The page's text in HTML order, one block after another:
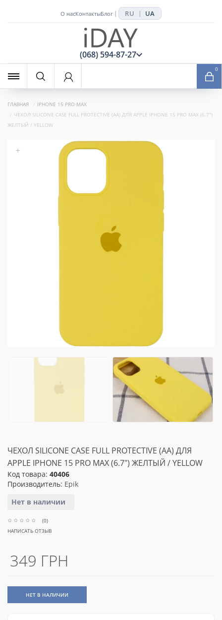
О насКонтактыБлог | RU | UA
(068) 594-87-27
0
ГЛАВНАЯ
IPHONE 15 PRO MAX
ЧЕХОЛ SILICONE CASE FULL PROTECTIVE (AA) ДЛЯ APPLE IPHONE 15 PRO MAX (6.7")
ЖЕЛТЫЙ / YELLOW
+
ЧЕХОЛ SILICONE CASE FULL PROTECTIVE (AA) ДЛЯ
APPLE IPHONE 15 PRO MAX (6.7") ЖЕЛТЫЙ / YELLOW
Код товара: 40406
Производитель: Epik
Нет в наличии
(0)
НАПИСАТЬ ОТЗЫВ
349 ГРН
НЕТ В НАЛИЧИИ